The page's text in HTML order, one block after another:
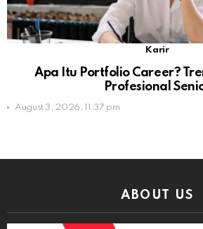
Karir
Apa Itu Portfolio Career?
Profesional
August 3, 2026, 11:37 pm
ABOUT US